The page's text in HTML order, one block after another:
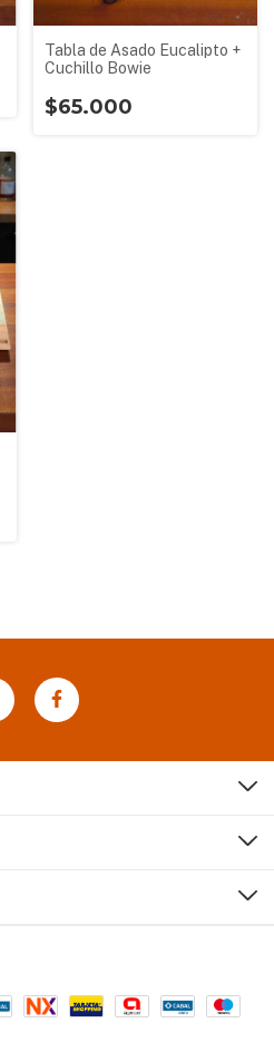
Tabla de Asado Eucalipto +
Cuchillo Bowie
$65.000